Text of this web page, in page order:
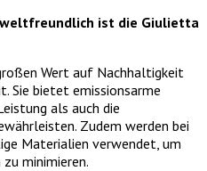
ist die Giulietta
Wert auf Nachhaltigkeit
Sie bietet emissionsarme
als auch die
Zudem werden bei
Materialien verwendet, um
minimieren.